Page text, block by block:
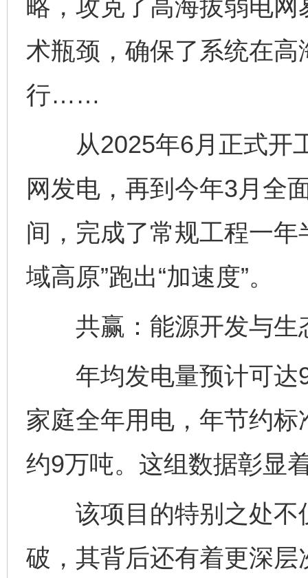
略，攻克了高海拔弱电
术瓶颈，确保了系统在
行……
从2025年6月正式开
网发电，再到今年3月全
间，完成了常规工程一
域高原”跑出“加速度”。
共赢：能源开发与生
年均发电量预计可达
家庭全年用电，年节约
约9万吨。这组数据彰显
该项目的特别之处不
破，其背后还有着更深